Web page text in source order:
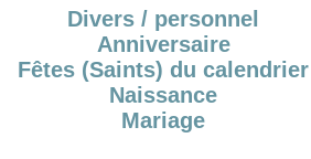
Divers / personnel
Anniversaire
Fêtes (Saints) du calendrier
Naissance
Mariage